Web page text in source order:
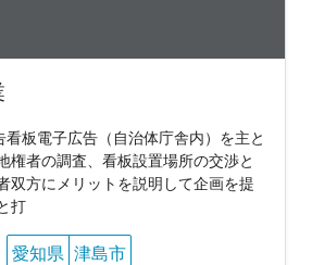
看板電子広告（自治体庁舎内）を主と
権者の調査、看板設置場所の交渉と
双方にメリットを説明して企画を提
打
愛知県 津島市